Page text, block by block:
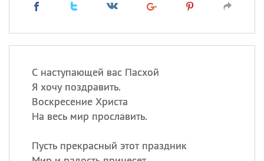
С наступающей вас Пасхой
Я хочу поздравить.
Воскресение Христа
На весь мир прославить.
Пусть прекрасный этот праздник